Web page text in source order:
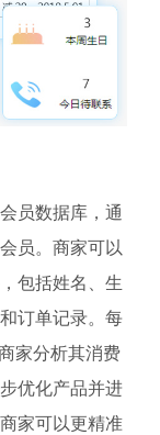
员数据库，通
员。商家可以
包括姓名、生
订单记录。每
家分析其消费
优化产品并进
家可以更精准